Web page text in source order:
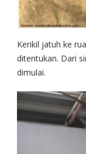
Kerikil jatuh ke
ditentukan. Dari
dimulai.